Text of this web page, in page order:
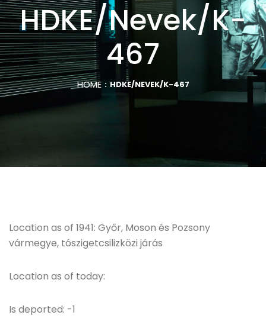
HDKE/Nevek/K-
467
HOME HDKE/NEVEK/K-467
Location as of 1941: Győr, Moson és Pozsony
vármegye, tószigetcsilizközi járás
Location as of today:
Is deported: -1